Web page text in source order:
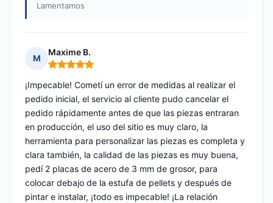
Lamentamos
M
Maxime B.
Nota: 5 de 5
¡Impecable! Cometí un error de medidas al realizar el
pedido inicial, el servicio al cliente pudo cancelar el
pedido rápidamente antes de que las piezas entraran
en producción, el uso del sitio es muy claro, la
herramienta para personalizar las piezas es completa y
clara también, la calidad de las piezas es muy buena,
pedí 2 placas de acero de 3 mm de grosor, para
colocar debajo de la estufa de pellets y después de
pintar e instalar, ¡todo es impecable! ¡La relación